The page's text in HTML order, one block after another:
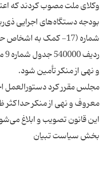
وکلای ملت مصوب کردند که
بودجه دستگاه‌های اجرایی
مجلس مقرر کرد دستورالعمل